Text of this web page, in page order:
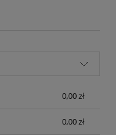
płatności
0,00 zł
0,00 zł